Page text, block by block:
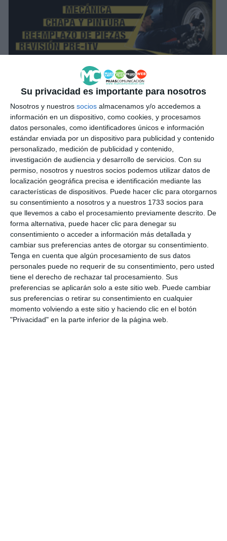
Su privacidad es importante para nosotros
Nosotros y nuestros socios almacenamos y/o accedemos a
información en un dispositivo, como cookies, y procesamos
datos personales, como identificadores únicos e información
estándar enviada por un dispositivo para publicidad y contenido
personalizado, medición de publicidad y contenido,
investigación de audiencia y desarrollo de servicios. Con su
permiso, nosotros y nuestros socios podemos utilizar datos de
localización geográfica precisa e identificación mediante las
características de dispositivos. Puede hacer clic para otorgarnos
su consentimiento a nosotros y a nuestros 1733 socios para
que llevemos a cabo el procesamiento previamente descrito. De
forma alternativa, puede hacer clic para denegar su
consentimiento o acceder a información más detallada y
cambiar sus preferencias antes de otorgar su consentimiento.
Tenga en cuenta que algún procesamiento de sus datos
personales puede no requerir de su consentimiento, pero usted
tiene el derecho de rechazar tal procesamiento. Sus
preferencias se aplicarán solo a este sitio web. Puede cambiar
sus preferencias o retirar su consentimiento en cualquier
momento volviendo a este sitio y haciendo clic en el botón
"Privacidad" en la parte inferior de la página web.